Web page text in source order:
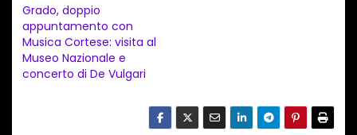
o
i
n
c
Grado, doppio
appuntamento con
Musica Cortese: visita al
Museo Nazionale e
concerto di De Vulgari